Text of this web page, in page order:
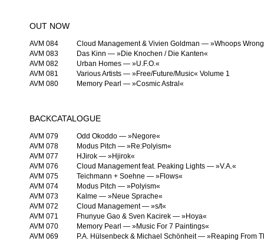
OUT NOW
AVM 084
Cloud Management & Vivien Goldman — »Whoops
AVM 083
Das Kinn — »Die Knochen / Die Kanten«
AVM 082
Urban Homes — »U.F.O.«
AVM 081
Various Artists — »Free/Future/Music« Volume 1
AVM 080
Memory Pearl — »Cosmic Astral«
BACKCATALOGUE
AVM 079
Odd Okoddo — »Negore«
AVM 078
Modus Pitch — »Re:Polyism«
AVM 077
HJirok — »Hjirok«
AVM 076
Cloud Management feat. Peaking Lights — »V.A.«
AVM 075
Teichmann + Soehne — »Flows«
AVM 074
Modus Pitch — »Polyism«
AVM 073
Kalme — »Neue Sprache«
AVM 072
Cloud Management — »s/t«
AVM 071
Fhunyue Gao & Sven Kacirek — »Hoya«
AVM 070
Memory Pearl — »Music For 7 Paintings«
AVM 069
P.A. Hülsenbeck & Michael Schönheit — »Reaping From